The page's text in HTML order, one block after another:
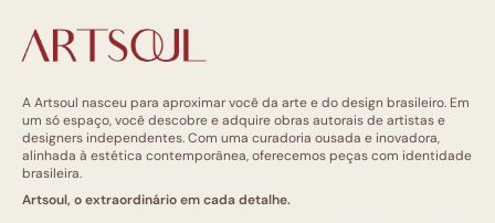
A Artsoul nasceu para aproximar você da arte e do design brasileiro. Em
um só espaço, você descobre e adquire obras autorais de artistas e
designers independentes. Com uma curadoria ousada e inovadora,
alinhada à estética contemporânea, oferecemos peças com identidade
brasileira.
Artsoul, o extraordinário em cada detalhe.